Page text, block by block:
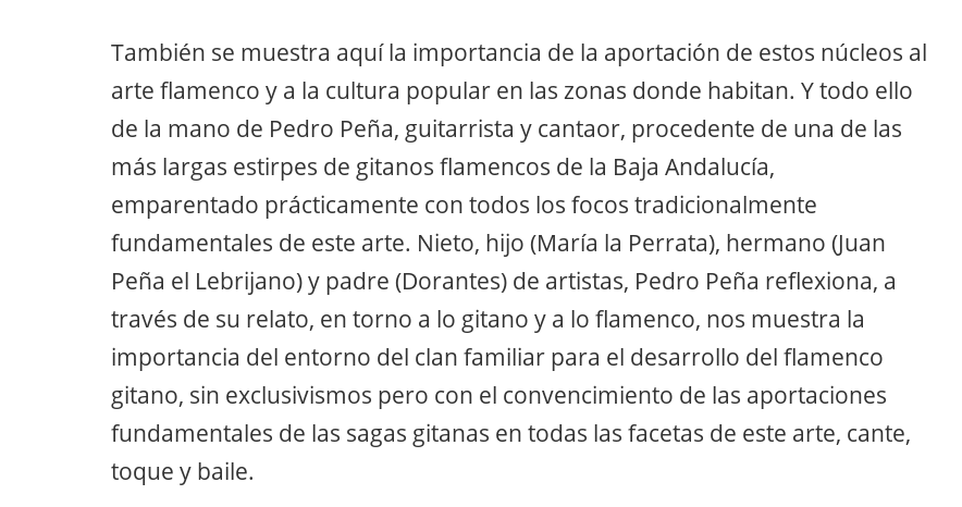
También se muestra aquí la importancia de la aportación de estos núcleos al
arte flamenco y a la cultura popular en las zonas donde habitan. Y todo ello
de la mano de Pedro Peña, guitarrista y cantaor, procedente de una de las
más largas estirpes de gitanos flamencos de la Baja Andalucía,
emparentado prácticamente con todos los focos tradicionalmente
fundamentales de este arte. Nieto, hijo (María la Perrata), hermano (Juan
Peña el Lebrijano) y padre (Dorantes) de artistas, Pedro Peña reflexiona, a
través de su relato, en torno a lo gitano y a lo flamenco, nos muestra la
importancia del entorno del clan familiar para el desarrollo del flamenco
gitano, sin exclusivismos pero con el convencimiento de las aportaciones
fundamentales de las sagas gitanas en todas las facetas de este arte, cante,
toque y baile.